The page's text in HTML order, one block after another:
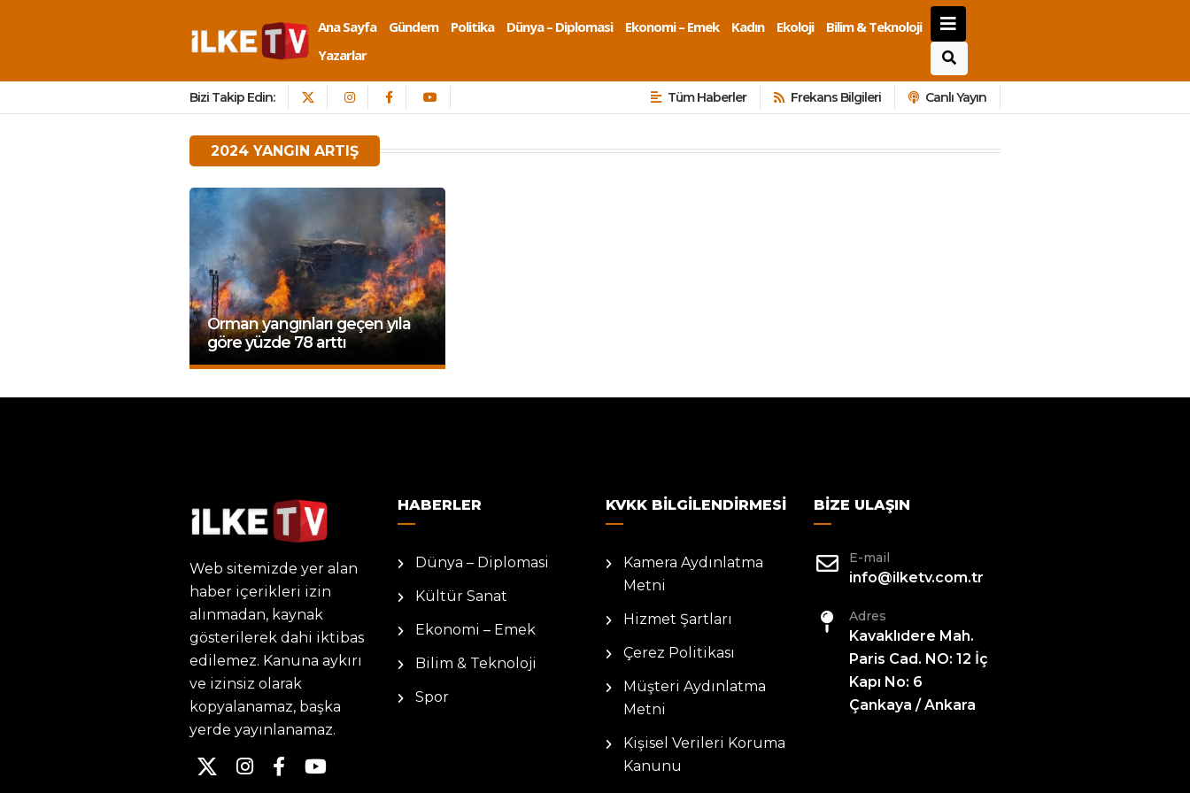
Ana Sayfa Gündem Politika Dünya – Diplomasi Ekonomi – Emek Kadın Ekoloji
Bilim & Teknoloji
Yazarlar
Bizi Takip Edin: Tüm Haberler Frekans Bilgileri Canlı Yayın
2024 YANGIN ARTIŞ
Orman yangınları geçen yıla
göre yüzde 78 arttı
Web sitemizde yer alan
haber içerikleri izin
alınmadan, kaynak
gösterilerek dahi iktibas
edilemez. Kanuna aykırı
ve izinsiz olarak
kopyalanamaz, başka
yerde yayınlanamaz.
HABERLER
Dünya – Diplomasi
Kültür Sanat
Ekonomi – Emek
Bilim & Teknoloji
Spor
KVKK BILGILENDIRMESI
Kamera Aydınlatma
Metni
Hizmet Şartları
Çerez Politikası
Müşteri Aydınlatma
Metni
Kişisel Verileri Koruma
Kanunu
BIZE ULAŞIN
E-mail
info@ilketv.com.tr
Adres
Kavaklıdere Mah.
Paris Cad. NO: 12 İç
Kapı No: 6
Çankaya / Ankara